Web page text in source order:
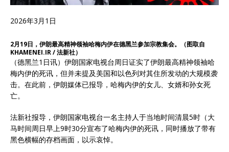
2026年3月1日
2月19日，伊朗最高精神领袖哈梅内伊在德黑兰参加宗教集会。（图取自
KHAMENEI.IR / 法新社）
（德黑兰1日讯）伊朗国家电视台周日证实了伊朗最高精神领袖哈
梅内伊的死讯，但并未提及美国和以色列对其住所发动的大规模袭
击。在此前，伊朗媒体已报导，哈梅内伊的女儿、女婿和孙女死
亡。
法新社报导，伊朗国家电视台一名主持人于当地时间清晨5时（大
马时间周日早上9时30分宣布了哈梅内伊的死讯，同时播放了带有
黑色横幅的存档画面，以示哀悼。